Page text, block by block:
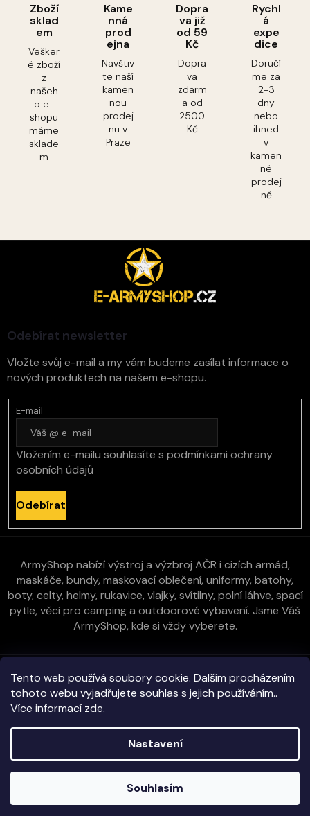
Tento web používá soubory cookie. Dalším procházením
tohoto webu vyjadřujete souhlas s jejich používáním..
Více informací zde.
Nastavení
Souhlasím
Veškeré zboží skladem na prodejně i e-shopu!
Objednávky vyřizujeme obratem!
Zboží
sklad
em
Vešker
é zboží
z
našeh
o e-
shopu
máme
sklade
m
Kame
nná
prod
ejna
Navštiv
te naší
kamen
nou
prodej
nu v
Praze
Dopra
va již
od 59
Kč
Dopra
va
zdarm
a od
2500
Kč
Rychl
á
expe
dice
Doručí
me za
2-3
dny
nebo
ihned
v
kamen
né
prodej
ně
Odebírat newsletter
Vložte svůj e-mail a my vám budeme zasílat informace o
nových produktech na našem e-shopu.
E-mail
Vložením e-mailu souhlasíte s podmínkami ochrany
osobních údajů
Odebírat
ArmyShop nabízí výstroj a výzbroj AČR i cizích armád,
maskáče, bundy, maskovací oblečení, uniformy, batohy,
boty, celty, helmy, rukavice, vlajky, svítilny, polní láhve, spací
pytle, věci pro camping a outdoorové vybavení. Jsme Váš
ArmyShop, kde si vždy vyberete.
Zákaznická péče
Vše o nákupu
E-ArmyShop.cz . Všechna práva vyhrazena.